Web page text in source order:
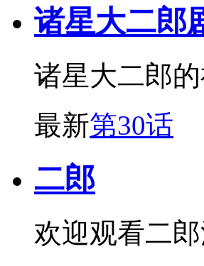
诸星大二郎
诸星大二郎
最新第30话
二郎
欢迎观看二